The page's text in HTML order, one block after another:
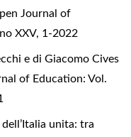
Journal of
XXV, 1-2022
e di Giacomo Cives
of Education: Vol.
unita: tra